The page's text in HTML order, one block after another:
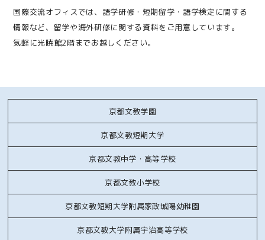
国際交流オフィスでは、語学研修・短期留学・語学検定に関する
情報など、留学や海外研修に関する資料をご用意しています。
気軽に光暁館2階までお越しください。
京都文教学園
京都文教短期大学
京都文教中学・高等学校
京都文教小学校
京都文教短期大学附属家政城陽幼稚園
京都文教大学附属宇治高等学校